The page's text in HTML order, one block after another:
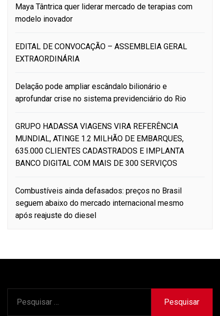
Maya Tântrica quer liderar mercado de terapias com
modelo inovador
EDITAL DE CONVOCAÇÃO – ASSEMBLEIA GERAL
EXTRAORDINÁRIA
Delação pode ampliar escândalo bilionário e
aprofundar crise no sistema previdenciário do Rio
GRUPO HADASSA VIAGENS VIRA REFERÊNCIA
MUNDIAL, ATINGE 1.2 MILHÃO DE EMBARQUES,
635.000 CLIENTES CADASTRADOS E IMPLANTA
BANCO DIGITAL COM MAIS DE 300 SERVIÇOS
Combustíveis ainda defasados: preços no Brasil
seguem abaixo do mercado internacional mesmo
após reajuste do diesel
por: